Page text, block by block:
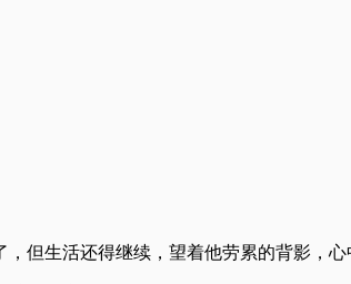
但生活还得继续，望着他劳累的背影，心